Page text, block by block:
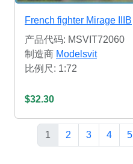
French fighter Mirage IIIB
产品代码: MSVIT72060
制造商 Modelsvit
比例尺: 1:72
$32.30
1 2 3 4 5